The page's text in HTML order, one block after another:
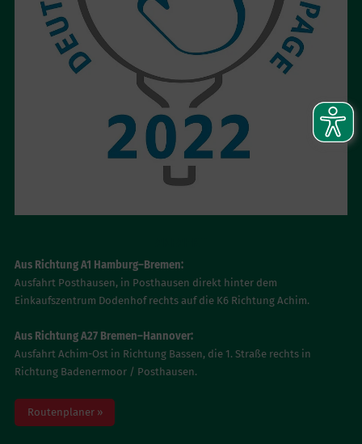
Aus Richtung A1 Hamburg–Bremen:
Ausfahrt Posthausen, in Posthausen direkt hinter dem
Einkaufszentrum Dodenhof rechts auf die K6 Richtung Achim.
Aus Richtung A27 Bremen–Hannover:
Ausfahrt Achim-Ost in Richtung Bassen, die 1. Straße rechts in
Richtung Badenermoor / Posthausen.
Routenplaner »